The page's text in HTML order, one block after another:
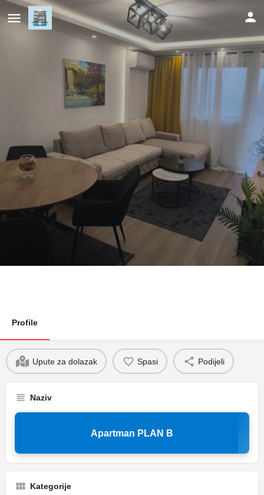
Apartman PLAN B
Profile
Upute za dolazak Spasi Podijeli
Naziv
Apartman PLAN B
Kategorije